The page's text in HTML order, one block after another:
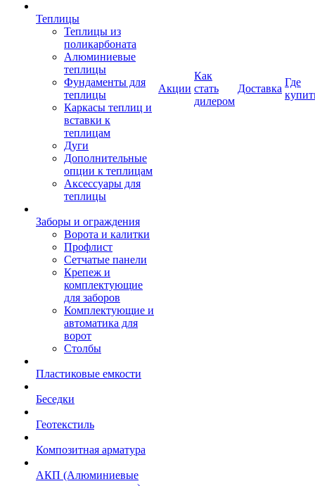
Теплицы
Теплицы из
поликарбоната
Алюминиевые
теплицы
Фундаменты для
теплицы
Каркасы теплиц и
вставки к
теплицам
Дуги
Дополнительные
опции к теплицам
Аксессуары для
теплицы
Заборы и ограждения
Ворота и калитки
Профлист
Сетчатые панели
Крепеж и
комплектующие
для заборов
Комплектующие и
автоматика для
ворот
Столбы
Пластиковые емкости
Беседки
Геотекстиль
Композитная арматура
АКП (Алюминиевые
Акции
Как
стать
дилером
Доставка
Где